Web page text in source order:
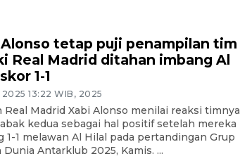
tetap puji penampilan tim
Real Madrid ditahan imbang Al
1-1
2025 13:22 WIB, 2025
Real Madrid Xabi Alonso menilai reaksi timnya
kedua sebagai hal positif setelah mereka
1-1 melawan Al Hilal pada pertandingan Grup
Dunia Antarklub 2025, Kamis. ...